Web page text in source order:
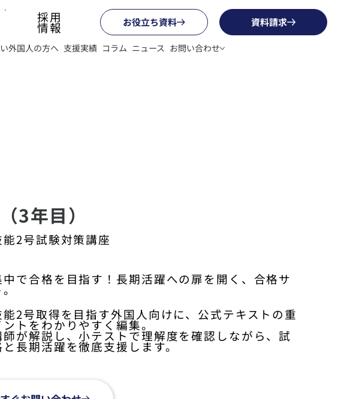
採用
情報 お役立ち資料 資料請求
外国人の方へ 支援実績 コラム ニュース お問い合わせ
3年目）
2号試験対策講座
中で合格を目指す！長期活躍への扉を開く、合格サ
能2号取得を目指す外国人向けに、公式テキストの重
トをわかりやすく編集。
師が解説し、小テストで理解度を確認しながら、試
と長期活躍を徹底支援します。